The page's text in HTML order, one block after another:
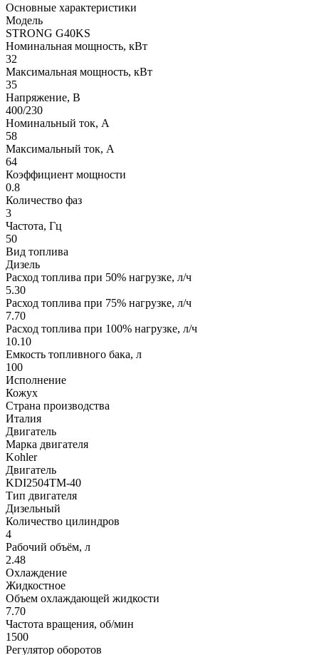
Основные характеристики
Модель
STRONG G40KS
Номинальная мощность, кВт
32
Максимальная мощность, кВт
35
Напряжение, В
400/230
Номинальный ток, А
58
Максимальный ток, А
64
Коэффициент мощности
0.8
Количество фаз
3
Частота, Гц
50
Вид топлива
Дизель
Расход топлива при 50% нагрузке, л/ч
5.30
Расход топлива при 75% нагрузке, л/ч
7.70
Расход топлива при 100% нагрузке, л/ч
10.10
Емкость топливного бака, л
100
Исполнение
Кожух
Страна производства
Италия
Двигатель
Марка двигателя
Kohler
Двигатель
KDI2504TM-40
Тип двигателя
Дизельный
Количество цилиндров
4
Рабочий объём, л
2.48
Охлаждение
Жидкостное
Объем охлаждающей жидкости
7.70
Частота вращения, об/мин
1500
Регулятор оборотов